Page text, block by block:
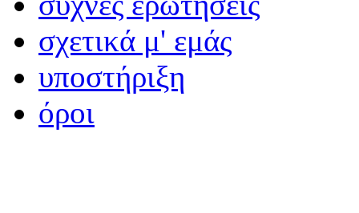
σχετικά μ' εμάς
υποστήριξη
όροι